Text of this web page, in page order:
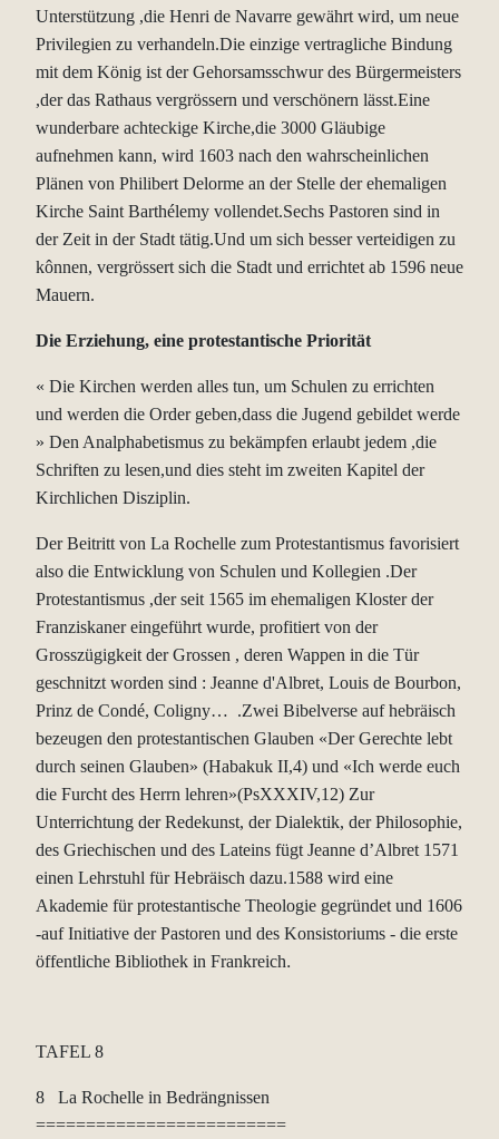
Unterstützung ,die Henri de Navarre gewährt wird, um neue
Privilegien zu verhandeln.Die einzige vertragliche Bindung
mit dem König ist der Gehorsamsschwur des Bürgermeisters
,der das Rathaus vergrössern und verschönern lässt.Eine
wunderbare achteckige Kirche,die 3000 Gläubige
aufnehmen kann, wird 1603 nach den wahrscheinlichen
Plänen von Philibert Delorme an der Stelle der ehemaligen
Kirche Saint Barthélemy vollendet.Sechs Pastoren sind in
der Zeit in der Stadt tätig.Und um sich besser verteidigen zu
kônnen, vergrössert sich die Stadt und errichtet ab 1596 neue
Mauern.
Die Erziehung, eine protestantische Priorität
« Die Kirchen werden alles tun, um Schulen zu errichten
und werden die Order geben,dass die Jugend gebildet werde
» Den Analphabetismus zu bekämpfen erlaubt jedem ,die
Schriften zu lesen,und dies steht im zweiten Kapitel der
Kirchlichen Disziplin.
Der Beitritt von La Rochelle zum Protestantismus favorisiert
also die Entwicklung von Schulen und Kollegien .Der
Protestantismus ,der seit 1565 im ehemaligen Kloster der
Franziskaner eingeführt wurde, profitiert von der
Grosszügigkeit der Grossen , deren Wappen in die Tür
geschnitzt worden sind : Jeanne d'Albret, Louis de Bourbon,
Prinz de Condé, Coligny… .Zwei Bibelverse auf hebräisch
bezeugen den protestantischen Glauben «Der Gerechte lebt
durch seinen Glauben» (Habakuk II,4) und «Ich werde euch
die Furcht des Herrn lehren»(PsXXXIV,12) Zur
Unterrichtung der Redekunst, der Dialektik, der Philosophie,
des Griechischen und des Lateins fügt Jeanne d’Albret 1571
einen Lehrstuhl für Hebräisch dazu.1588 wird eine
Akademie für protestantische Theologie gegründet und 1606
-auf Initiative der Pastoren und des Konsistoriums - die erste
öffentliche Bibliothek in Frankreich.
TAFEL 8
8 La Rochelle in Bedrängnissen
=========================